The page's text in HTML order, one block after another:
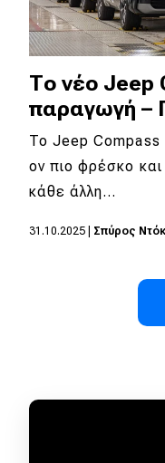
Το νέο Jeep
παραγωγή –
To Jeep Compass
ον πιο φρέσκο και
κάθε άλλη…
31.10.2025 Σπύρος